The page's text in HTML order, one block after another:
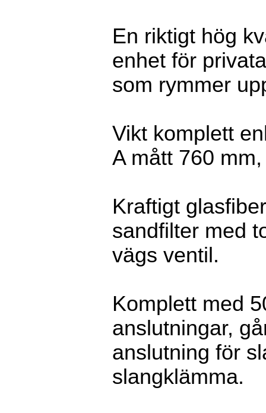
En riktigt hög
enhet för
som rymmer
Vikt komplett
A mått 760
Kraftigt
sandfilter med
vägs ventil.
Komplett med
anslutningar,
anslutning för
slangklämma.